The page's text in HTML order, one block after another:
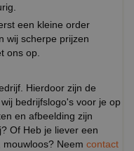
een kleine order
wij scherpe prijzen
ons op.
Hierdoor zijn de
bedrijfslogo's voor je op
en afbeelding zijn
Of Heb je liever een
Neem contact